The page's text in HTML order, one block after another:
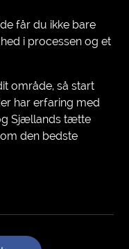
får du ikke bare
i processen og et
område, så start
har erfaring med
Sjællands tætte
den bedste